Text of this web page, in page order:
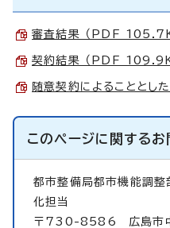
審査結果 （PDF
契約結果 （PDF
随意契約によることとし
このページに関するお
都市整備局都市機能調
化担当
〒730-8586 広島市